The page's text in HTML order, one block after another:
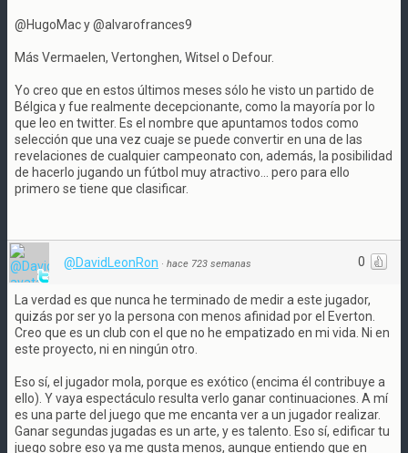
@HugoMac y @alvarofrances9
Más Vermaelen, Vertonghen, Witsel o Defour.
Yo creo que en estos últimos meses sólo he visto un partido de
Bélgica y fue realmente decepcionante, como la mayoría por lo
que leo en twitter. Es el nombre que apuntamos todos como
selección que una vez cuaje se puede convertir en una de las
revelaciones de cualquier campeonato con, además, la posibilidad
de hacerlo jugando un fútbol muy atractivo... pero para ello
primero se tiene que clasificar.
0
@DavidLeonRon · hace 723 semanas
La verdad es que nunca he terminado de medir a este jugador,
quizás por ser yo la persona con menos afinidad por el Everton.
Creo que es un club con el que no he empatizado en mi vida. Ni en
este proyecto, ni en ningún otro.
Eso sí, el jugador mola, porque es exótico (encima él contribuye a
ello). Y vaya espectáculo resulta verlo ganar continuaciones. A mí
es una parte del juego que me encanta ver a un jugador realizar.
Ganar segundas jugadas es un arte, y es talento. Eso sí, edificar tu
juego sobre eso ya me gusta menos, aunque entiendo que en